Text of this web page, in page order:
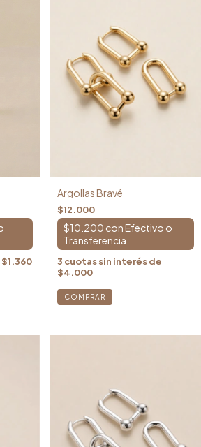
$1.360
Argollas Bravé
$12.000
$10.200 con
3 cuotas sin interés de
$4.000